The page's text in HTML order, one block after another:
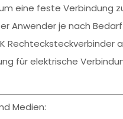
eine feste Verbindung
Anwender je nach
für elektrische
Medien: